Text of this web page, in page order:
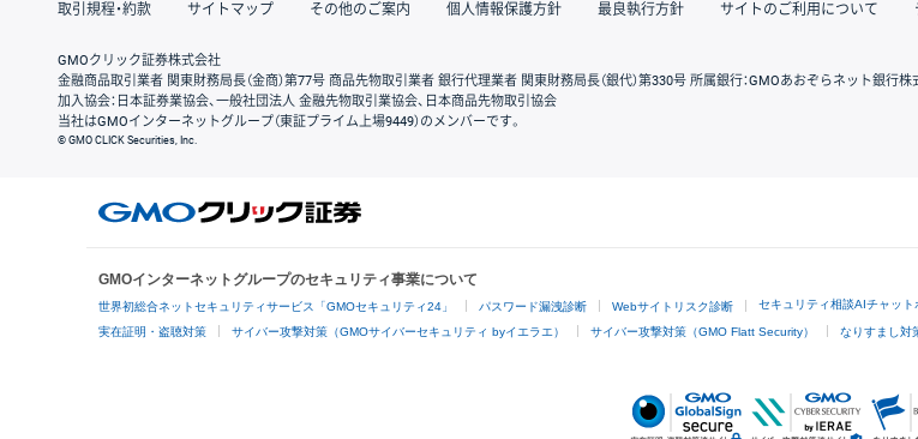
取引規程・約款 サイトマップ その他のご案内 個人情報保護方針 最良執行方針 サイトのご利用について
GMOクリック証券株式会社
金融商品取引業者 関東財務局長（金商）第77号 商品先物取引業者 銀行代理業者 関東財務局長（銀代）第330号 所属銀行：GMOあおぞらネット銀行株
加入協会：日本証券業協会、一般社団法人 金融先物取引業協会、日本商品先物取引協会
当社はGMOインターネットグループ（東証プライム上場9449）のメンバーです。
© GMO CLICK Securities, Inc.
GMOインターネットグループのセキュリティ事業について
世界初総合ネットセキュリティサービス「GMOセキュリティ24」 パスワード漏洩診断 Webサイトリスク診断 セキュリティ相談AIチャット
実在証明・盗聴対策 サイバー攻撃対策（GMOサイバーセキュリティ byイエラエ） サイバー攻撃対策（GMO Flatt Security） なりすまし対